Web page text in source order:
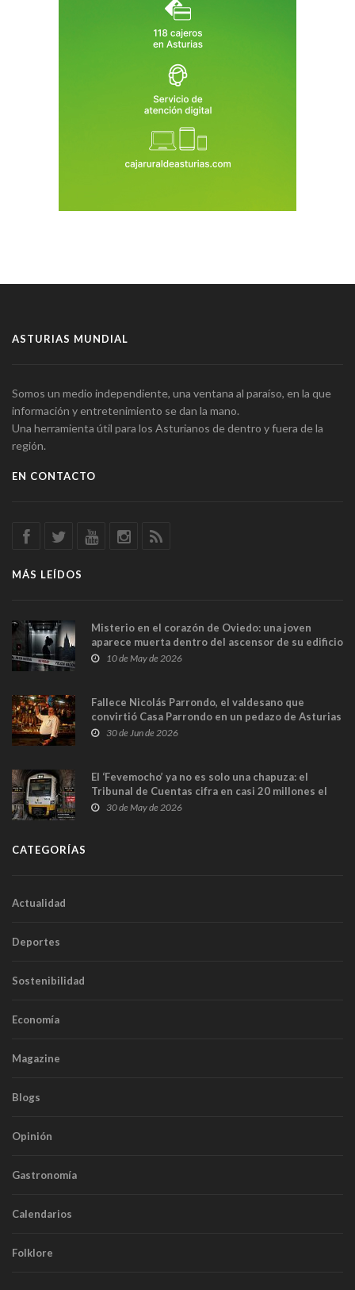
ASTURIAS MUNDIAL
Somos un medio independiente, una ventana al paraíso, en la que
información y entretenimiento se dan la mano.
Una herramienta útil para los Asturianos de dentro y fuera de la
región.
EN CONTACTO
MÁS LEÍDOS
Misterio en el corazón de Oviedo: una joven
aparece muerta dentro del ascensor de su edificio
y las cámaras captan sus últimos minutos
10 de May de 2026
Fallece Nicolás Parrondo, el valdesano que
convirtió Casa Parrondo en un pedazo de Asturias
en Madrid
30 de Jun de 2026
El ‘Fevemocho’ ya no es solo una chapuza: el
Tribunal de Cuentas cifra en casi 20 millones el
sobrecoste de los trenes que no cabían por los
30 de May de 2026
CATEGORÍAS
Actualidad
Deportes
Sostenibilidad
Economía
Magazine
Blogs
Opinión
Gastronomía
Calendarios
Folklore